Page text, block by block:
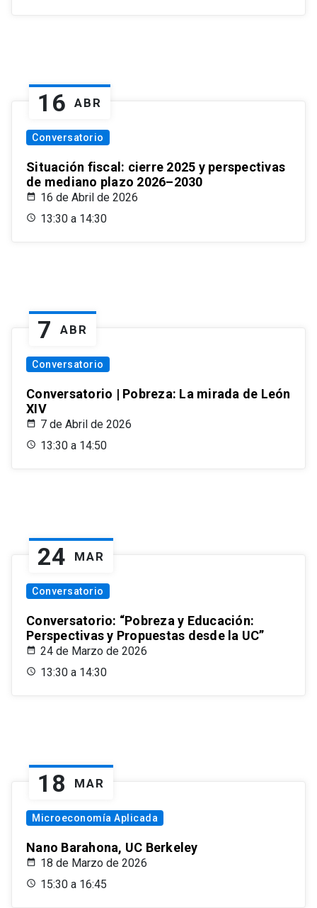
16 ABR
Conversatorio
Situación fiscal: cierre 2025 y perspectivas
de mediano plazo 2026–2030
16 de Abril de 2026
13:30 a 14:30
7 ABR
Conversatorio
Conversatorio | Pobreza: La mirada de León
XIV
7 de Abril de 2026
13:30 a 14:50
24 MAR
Conversatorio
Conversatorio: “Pobreza y Educación:
Perspectivas y Propuestas desde la UC”
24 de Marzo de 2026
13:30 a 14:30
18 MAR
Microeconomía Aplicada
Nano Barahona, UC Berkeley
18 de Marzo de 2026
15:30 a 16:45